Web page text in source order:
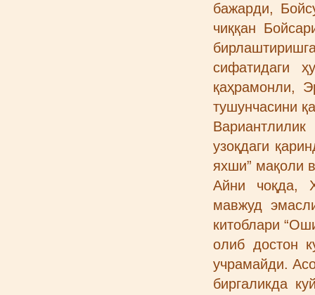
бажарди,
чиққан
сифатидаги
қаҳрамонли,
тушунчасини
узоқдаги
яхши” мақоли
Айни чоқда,
мавжуд
китоблари
олиб достон
учрамайди.
биргаликда